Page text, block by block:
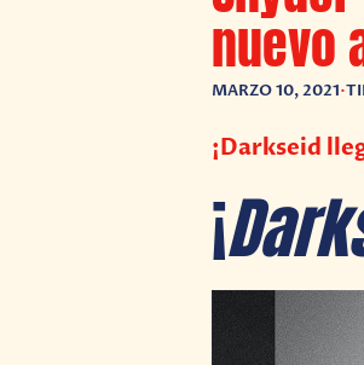
nuevo
MARZO 10, 2021•
¡Darkseid
¡